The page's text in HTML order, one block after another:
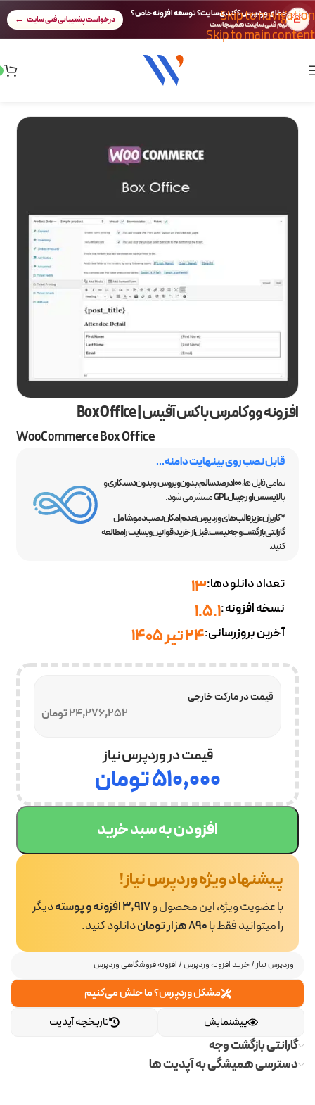
Skip to navigation
Skip to main content
🚨 خطای وردپرس؟ کندی سایت؟ توسعه افزونه خاص؟
تیم فنی سایتت همینجاست درخواست پشتیبانی فنی سایت
وردپرس نیاز/خرید افزونه وردپرس/ افزونه فروشگاهی وردپرس
مشکل وردپرس؟ ما حلش می‌کنیم
تاریخچه آپدیت
پیشنمایش
گارانتی بازگشت وجه
دسترسی همیشگی به آپدیت ها
افزونه ووکامرس باکس آفیس | Box Office
WooCommerce Box Office
قابل نصب روی بینهایت دامنه...
تمامی فایل ها،100 درصد سالم ،بدون ویروسوبدون دستکاریو
بالایسنس اورجینال GPL
منتشر می شود.
*کاربران عزیز قالب‌های وردپرس؛ عدم امکان نصب دمو، شامل
گارانتی بازگشت وجه نیست. قبل از خرید، قوانین وبسایت را مطالعه
کنید.
تعداد دانلودها:13
نسخه افزونه:1.5.1
آخرین بروزرسانی:24 تیر 1405
24,276,252 تومان
قیمت در مارکت خارجی
قیمت در وردپرس نیاز
۵۱۰,۰۰۰تومان
افزودن به سبد خرید
پیشنهاد ویژه وردپرس نیاز!
با عضویت ویژه، این محصول و3,917 افزونه و پوسته
دیگر
را میتوانید فقط با890 هزار تومان دانلود کنید.